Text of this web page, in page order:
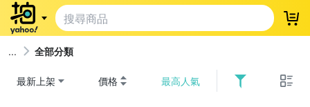
登
全部分類
最新上架 價格 最高人氣